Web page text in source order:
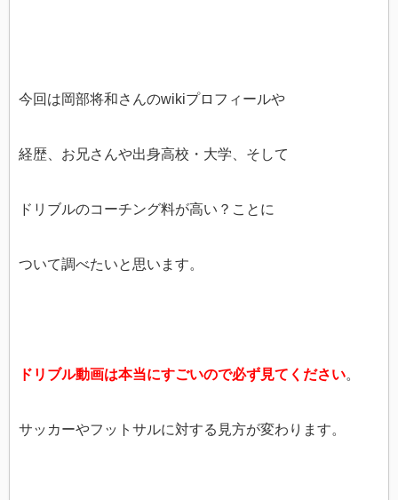
今回は岡部将和さんのwikiプロフィールや
経歴、お兄さんや出身高校・大学、そして
ドリブルのコーチング料が高い？ことに
ついて調べたいと思います。
ドリブル動画は本当にすごいので必ず見てください。
サッカーやフットサルに対する見方が変わります。